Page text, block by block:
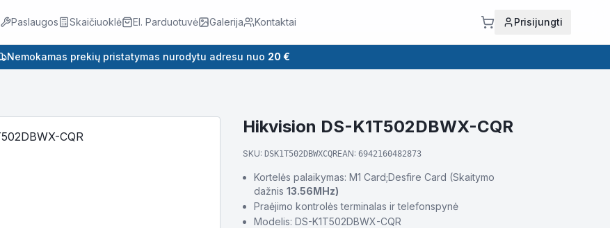
Paslaugos Skaičiuoklė El. Parduotuvė Galerija Kontaktai Prisijungti
Nemokamas prekių pristatymas nurodytu adresu nuo 20 €
Hikvision DS-K1T502DBWX-CQR
SKU: DSK1T502DBWXCQREAN: 6942160482873
Kortelės palaikymas: M1 Card;Desfire Card (Skaitymo
dažnis 13.56MHz)
Praėjimo kontrolės terminalas ir telefonspynė
Modelis: DS-K1T502DBWX-CQR